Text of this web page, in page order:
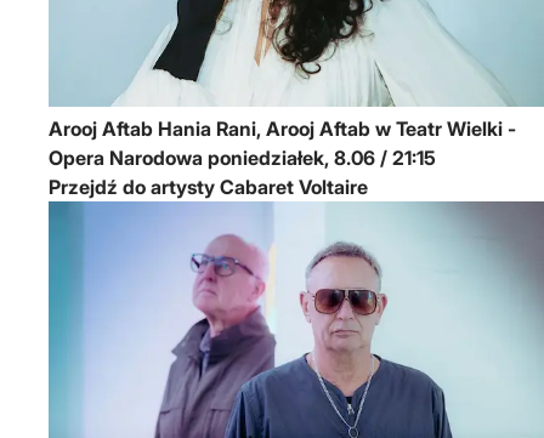
Arooj Aftab Hania Rani, Arooj Aftab w Teatr Wielki -
Opera Narodowa
poniedziałek, 8.06 / 21:15
Przejdź do artysty Cabaret Voltaire